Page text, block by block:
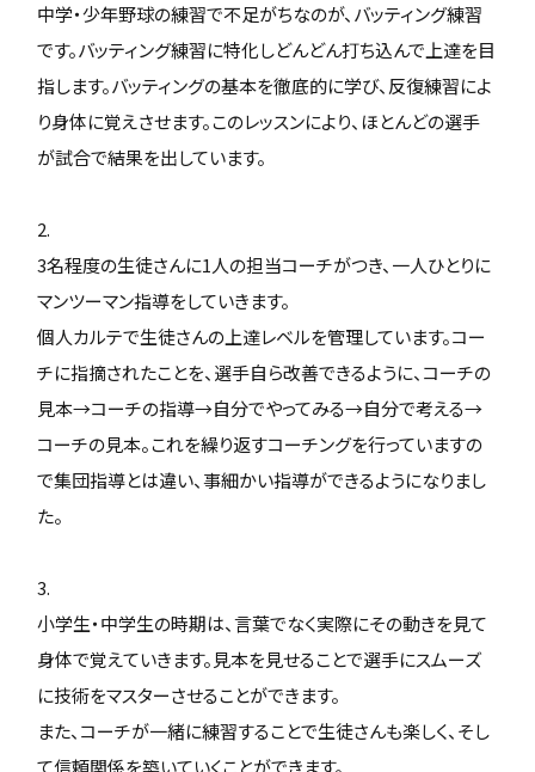
中学・少年野球の練習で不足がちなのが、バッティング練習
です。バッティング練習に特化しどんどん打ち込んで上達を目
指します。バッティングの基本を徹底的に学び、反復練習によ
り身体に覚えさせます。このレッスンにより、ほとんどの選手
が試合で結果を出しています。
2.
3名程度の生徒さんに1人の担当コーチがつき、一人ひとりに
マンツーマン指導をしていきます。
個人カルテで生徒さんの上達レベルを管理しています。コー
チに指摘されたことを、選手自ら改善できるように、コーチの
見本→コーチの指導→自分でやってみる→自分で考える→
コーチの見本。これを繰り返すコーチングを行っていますの
で集団指導とは違い、事細かい指導ができるようになりまし
た。
3.
小学生・中学生の時期は、言葉でなく実際にその動きを見て
身体で覚えていきます。見本を見せることで選手にスムーズ
に技術をマスターさせることができます。
また、コーチが一緒に練習することで生徒さんも楽しく、そし
て信頼関係を築いていくことができます。